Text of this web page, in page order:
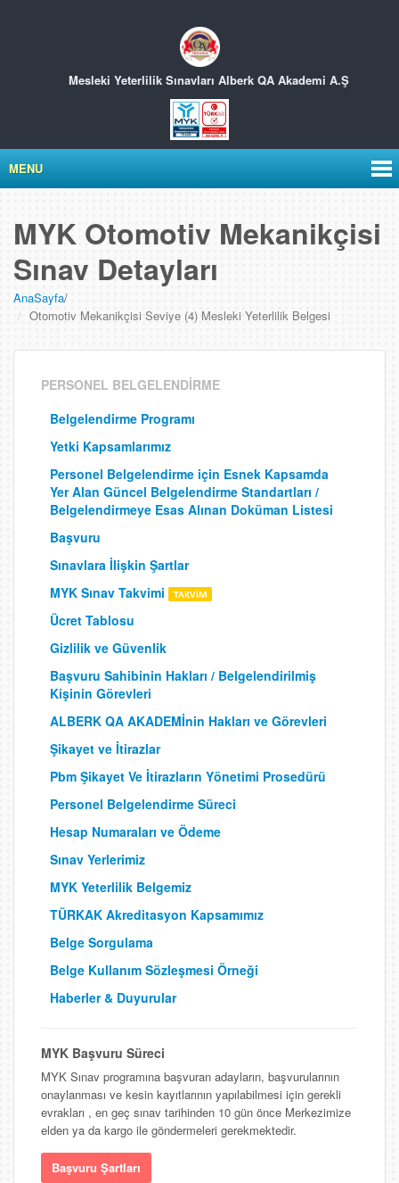
Mesleki Yeterlilik Sınavları Alberk QA Akademi A.Ş
MENU
MYK Otomotiv Mekanikçisi
Sınav Detayları
AnaSayfa/
Otomotiv Mekanikçisi Seviye (4) Mesleki Yeterlilik Belgesi
PERSONEL BELGELENDİRME
Belgelendirme Programı
Yetki Kapsamlarımız
Personel Belgelendirme için Esnek Kapsamda
Yer Alan Güncel Belgelendirme Standartları /
Belgelendirmeye Esas Alınan Doküman Listesi
Başvuru
Sınavlara İlişkin Şartlar
MYK Sınav Takvimi
Ücret Tablosu
Gizlilik ve Güvenlik
Başvuru Sahibinin Hakları / Belgelendirilmiş
Kişinin Görevleri
ALBERK QA AKADEMİnin Hakları ve Görevleri
Şikayet ve İtirazlar
Pbm Şikayet Ve İtirazların Yönetimi Prosedürü
Personel Belgelendirme Süreci
Hesap Numaraları ve Ödeme
Sınav Yerlerimiz
MYK Yeterlilik Belgemiz
TÜRKAK Akreditasyon Kapsamımız
Belge Sorgulama
Belge Kullanım Sözleşmesi Örneği
Haberler & Duyurular
MYK Başvuru Süreci
MYK Sınav programına başvuran adayların, başvurularının
onaylanması ve kesin kayıtlarının yapılabilmesi için gerekli
evrakları , en geç sınav tarihinden 10 gün önce Merkezimize
elden ya da kargo ile göndermeleri gerekmektedir.
Başvuru Şartları